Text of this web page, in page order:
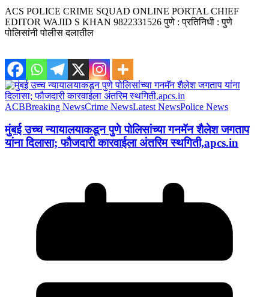
ACS POLICE CRIME SQUAD ONLINE PORTAL CHIEF
EDITOR WAJID S KHAN 9822331526 पुणे : प्रतिनिधी : पुणे
पोलिसांनी पोलीस दलातील
ACBBreaking NewsCrime NewsLatest NewsPolice News
मुंबई उच्च न्यायालयाकडून पुणे पोलिसांच्या गनमॅन शैलेश जगताप
यांना दिलासा; फौजदारी कारवाईला अंतरिम स्थगिती,apcs.in